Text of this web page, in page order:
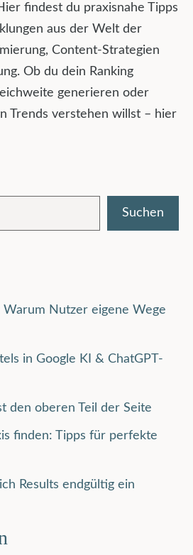
findest du praxisnahe Tipps
aus der Welt der
Content-Strategien
Ob du dein Ranking
generieren oder
Trends verstehen willst – hier
Suchen
Nutzer eigene Wege
in Google KI & ChatGPT-
den oberen Teil der Seite
finden: Tipps für perfekte
Results endgültig ein